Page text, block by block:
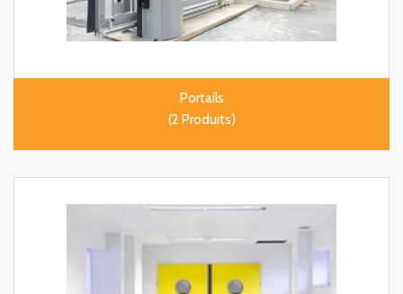
Portails
(2 Produits)